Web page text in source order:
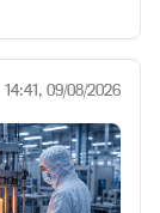
14:41, 09/08/2026